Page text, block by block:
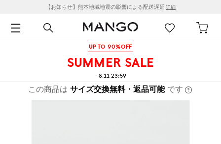
【お知らせ】熊本地域地震の影響による配送遅延 詳細
UP TO 90%OFF
SUMMER SALE
- 8.11 23:59
この商品は サイズ交換無料・返品可能 です